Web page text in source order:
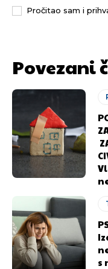
Pročitao sam i
Povezani
s